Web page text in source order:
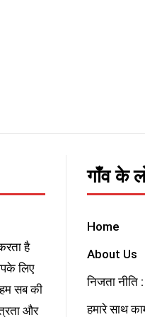
है
लिए
सब की
और
गाँव के
Home
About Us
निजता नीति
हमारे साथ